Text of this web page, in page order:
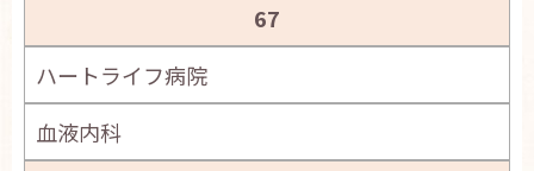
67
ハートライフ病院
血液内科